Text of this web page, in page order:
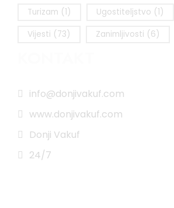
Turizam (1) Ugostiteljstvo (1)
Vijesti (73) Zanimljivosti (6)
info@donjivakuf.com
www.donjivakuf.com
Donji Vakuf
24/7